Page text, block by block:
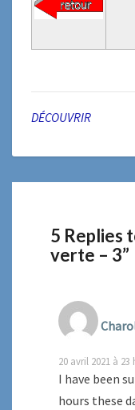
DÉCOUVRIR
5 Replies
verte – 3”
20 avril 2021 à 23
I have been
hours these